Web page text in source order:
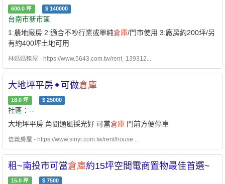
600.0 坪 $ 140000
台南市新市區
1:農地廠房 2:適合不吵行業或單純倉庫/門市使用 3:廠房約200坪/另
有約400坪土地可用
林媽媽租屋 - https://www.5643.com.tw/rent_139312...
大地坪平房✦可做倉庫
18.0 坪 $ 25000
社區：--
大地坪平房 角間通風採光好 可當倉庫 門前方便停車
信義房屋 - https://www.sinyi.com.tw/rent/house...
租~南投市可當倉庫約15坪空間電商置物最佳首選~
15.0 坪 $ 7500